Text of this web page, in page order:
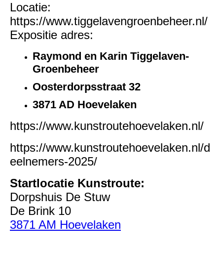
Locatie:
https://www.tiggelavengroenbeheer.nl/
Expositie adres:
Raymond en Karin Tiggelaven-
Groenbeheer
Oosterdorpsstraat 32
3871 AD Hoevelaken
https://www.kunstroutehoevelaken.nl/
https://www.kunstroutehoevelaken.nl/d
eelnemers-2025/
Startlocatie Kunstroute:
Dorpshuis De Stuw
De Brink 10
3871 AM Hoevelaken